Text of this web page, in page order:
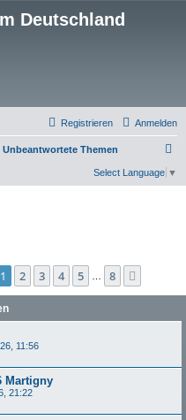
Deutschland
Anmelden
Registrieren
Unbeantwortete Themen
Select Language ▼
1von
1 2 3 4 5 8
11:56
Martigny
21:22